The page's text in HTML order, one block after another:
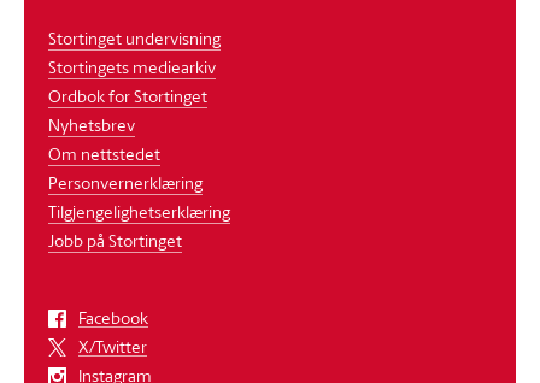
Stortinget undervisning
Stortingets mediearkiv
Ordbok for Stortinget
Nyhetsbrev
Om nettstedet
Personvernerklæring
Tilgjengelighetserklæring
Jobb på Stortinget
Facebook
X/Twitter
Instagram